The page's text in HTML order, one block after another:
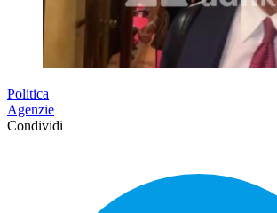
Politica
Agenzie
Condividi